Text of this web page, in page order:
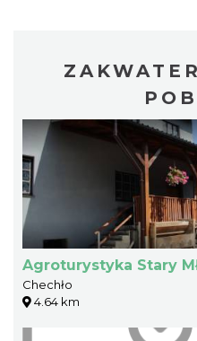
Agroturystyka Stary
Chechło
4.64 km